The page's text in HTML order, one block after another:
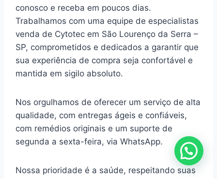
conosco e receba em poucos dias.
Trabalhamos com uma equipe de especialistas
venda de Cytotec em São Lourenço da Serra –
SP, comprometidos e dedicados a garantir que
sua experiência de compra seja confortável e
mantida em sigilo absoluto.
Nos orgulhamos de oferecer um serviço de alta
qualidade, com entregas ágeis e confiáveis,
com remédios originais e um suporte de
segunda a sexta-feira, via WhatsApp.
Nossa prioridade é a saúde, respeitando suas